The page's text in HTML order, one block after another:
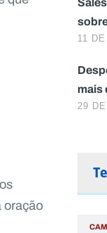
oração
11
mais
29